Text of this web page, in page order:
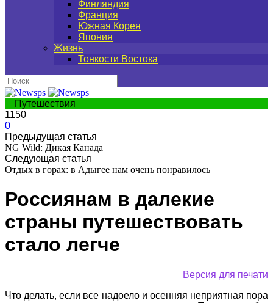
Финляндия
Франция
Южная Корея
Япония
Жизнь
Тонкости Востока
Путешествия
1150
0
Предыдущая статья
NG Wild: Дикая Канада
Следующая статья
Отдых в горах: в Адыгее нам очень понравилось
Россиянам в далекие
страны путешествовать
стало легче
Версия для печати
Что делать, если все надоело и осенняя неприятная пора